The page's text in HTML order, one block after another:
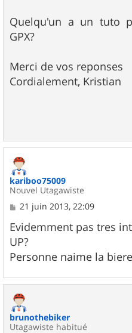
Quelqu'un a un tuto
GPX?
Merci de vos reponses
Cordialement, Kristian
kariboo75009
Nouvel Utagawiste
M
s
s
a
g
e
21 juin 2013, 22:09
Evidemment pas tres
UP?
Personne naime la
brunothebiker
Utagawiste habitué